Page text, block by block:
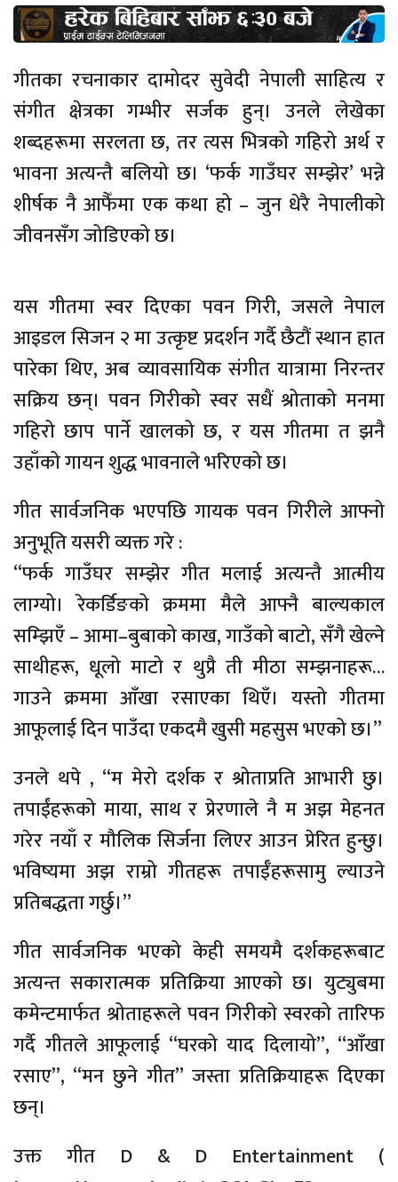
गीतका रचनाकार दामोदर सुवेदी नेपाली साहित्य र
संगीत क्षेत्रका गम्भीर सर्जक हुन्। उनले लेखेका
शब्दहरूमा सरलता छ, तर त्यस भित्रको गहिरो अर्थ र
भावना अत्यन्तै बलियो छ। ‘फर्क गाउँघर सम्झेर’ भन्ने
शीर्षक नै आफैँमा एक कथा हो – जुन धेरै नेपालीको
जीवनसँग जोडिएको छ।
यस गीतमा स्वर दिएका पवन गिरी, जसले नेपाल
आइडल सिजन २ मा उत्कृष्ट प्रदर्शन गर्दै छैटौं स्थान हात
पारेका थिए, अब व्यावसायिक संगीत यात्रामा निरन्तर
सक्रिय छन्। पवन गिरीको स्वर सधैं श्रोताको मनमा
गहिरो छाप पार्ने खालको छ, र यस गीतमा त झनै
उहाँको गायन शुद्ध भावनाले भरिएको छ।
गीत सार्वजनिक भएपछि गायक पवन गिरीले आफ्नो
अनुभूति यसरी व्यक्त गरे :
“फर्क गाउँघर सम्झेर गीत मलाई अत्यन्तै आत्मीय
लाग्यो। रेकर्डिङको क्रममा मैले आफ्नै बाल्यकाल
सम्झिएँ – आमा–बुबाको काख, गाउँको बाटो, सँगै खेल्ने
साथीहरू, धूलो माटो र थुप्रै ती मीठा सम्झनाहरू…
गाउने क्रममा आँखा रसाएका थिएँ। यस्तो गीतमा
आफूलाई दिन पाउँदा एकदमै खुसी महसुस भएको छ।”
उनले थपे , “म मेरो दर्शक र श्रोताप्रति आभारी छु।
तपाईंहरूको माया, साथ र प्रेरणाले नै म अझ मेहनत
गरेर नयाँ र मौलिक सिर्जना लिएर आउन प्रेरित हुन्छु।
भविष्यमा अझ राम्रो गीतहरू तपाईँहरूसामु ल्याउने
प्रतिबद्धता गर्छु।”
गीत सार्वजनिक भएको केही समयमै दर्शकहरूबाट
अत्यन्त सकारात्मक प्रतिक्रिया आएको छ। युट्युबमा
कमेन्टमार्फत श्रोताहरूले पवन गिरीको स्वरको तारिफ
गर्दै गीतले आफूलाई “घरको याद दिलायो”, “आँखा
रसाए”, “मन छुने गीत” जस्ता प्रतिक्रियाहरू दिएका
छन्।
उक्त गीत D & D Entertainment (